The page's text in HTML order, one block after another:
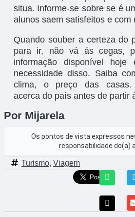
situa. Informe-se sobre se é
alunos saem satisfeitos e com
Quando souber a certeza do
para ir, não vá ás cegas,
informação disponível
necessidade disso. Saiba
clima, o preço das casas.
acerca do país antes de partir
Por Mijarela
Os pontos de vista expressos
responsabilidade do(a)
Turismo, Viagem